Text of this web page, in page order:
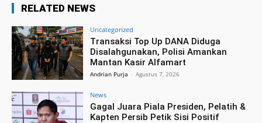
RELATED NEWS
Uncategorized
Transaksi Top Up DANA Diduga
Disalahgunakan, Polisi Amankan
Mantan Kasir Alfamart
Andrian Purja - Agustus 7, 2026
News
Gagal Juara Piala Presiden, Pelatih &
Kapten Persib Petik Sisi Positif